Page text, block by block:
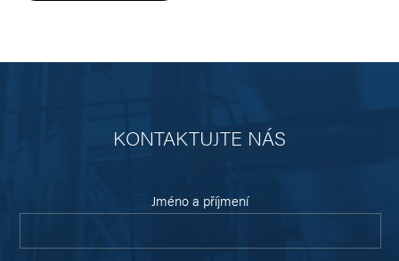
KONTAKTUJTE NÁS
Jméno a příjmení